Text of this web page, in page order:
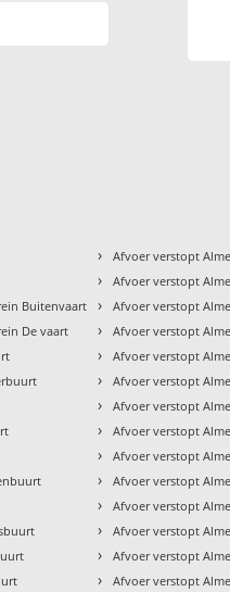
Buitenvaart
De vaart
› Afvoer verstopt
› Afvoer verstopt
› Afvoer verstopt
› Afvoer verstopt
› Afvoer verstopt
› Afvoer verstopt
› Afvoer verstopt
› Afvoer verstopt
› Afvoer verstopt
› Afvoer verstopt
› Afvoer verstopt
› Afvoer verstopt
› Afvoer verstopt
› Afvoer verstopt